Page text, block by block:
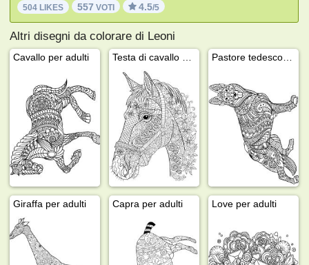
504 LIKES 557 VOTI 4.5/5
Altri disegni da colorare di Leoni
Cavallo per adulti
Giraffa per adulti Capra per adulti Love per adulti